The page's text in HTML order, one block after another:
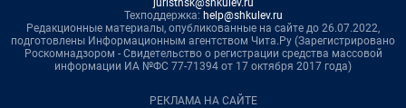
Техподдержка: help@shkulev.ru
Редакционные материалы, опубликованные на сайте до 26.07.2022,
подготовлены Информационным агентством Чита.Ру (Зарегистрировано
Роскомнадзором - Свидетельство о регистрации средства массовой
информации ИА №ФС 77-71394 от 17 октября 2017 года)
РЕКЛАМА НА САЙТЕ